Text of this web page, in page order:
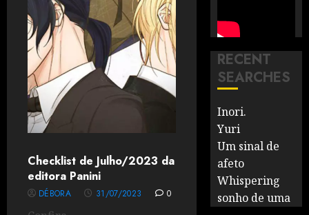
Checklist de Julho/2023 da
editora Panini
DÉBORA 31/07/2023 0
RECENT
SEARCHES
Inori.
Yuri
Um sinal de
afeto
Whispering
sonho de uma